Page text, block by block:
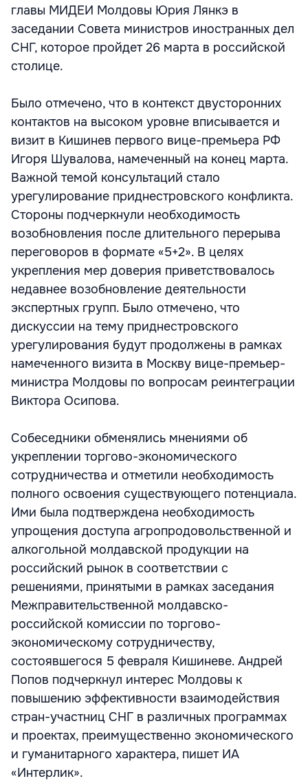
главы МИДЕИ Молдовы Юрия Лянкэ в
заседании Совета министров иностранных дел
СНГ, которое пройдет 26 марта в российской
столице.
Было отмечено, что в контекст двусторонних
контактов на высоком уровне вписывается и
визит в Кишинев первого вице-премьера РФ
Игоря Шувалова, намеченный на конец марта.
Важной темой консультаций стало
урегулирование приднестровского конфликта.
Стороны подчеркнули необходимость
возобновления после длительного перерыва
переговоров в формате «5+2». В целях
укрепления мер доверия приветствовалось
недавнее возобновление деятельности
экспертных групп. Было отмечено, что
дискуссии на тему приднестровского
урегулирования будут продолжены в рамках
намеченного визита в Москву вице-премьер-
министра Молдовы по вопросам реинтеграции
Виктора Осипова.
Собеседники обменялись мнениями об
укреплении торгово-экономического
сотрудничества и отметили необходимость
полного освоения существующего потенциала.
Ими была подтверждена необходимость
упрощения доступа агропродовольственной и
алкогольной молдавской продукции на
российский рынок в соответствии с
решениями, принятыми в рамках заседания
Межправительственной молдавско-
российской комиссии по торгово-
экономическому сотрудничеству,
состоявшегося 5 февраля Кишиневе. Андрей
Попов подчеркнул интерес Молдовы к
повышению эффективности взаимодействия
стран-участниц СНГ в различных программах
и проектах, преимущественно экономического
и гуманитарного характера, пишет ИА
«Интерлик».